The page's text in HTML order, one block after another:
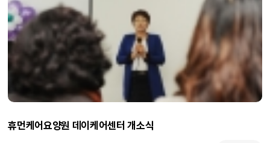
휴먼케어요양원 데이케어센터 개소식